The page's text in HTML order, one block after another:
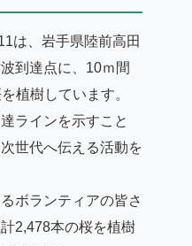
は、岩手県陸前高田
到達点に、10ｍ間
植樹しています。
ラインを示すこと
世代へ伝える活動を
ボランティアの皆さ
2,478本の桜を植樹